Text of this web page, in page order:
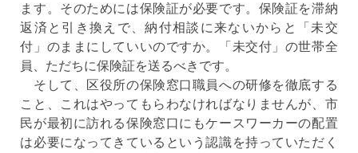
ます。そのためには保険証が必要です。保険証を滞納
返済と引き換えで、納付相談に来ないからと「未交
付」のままにしていいのですか。「未交付」の世帯全
員、ただちに保険証を送るべきです。
そして、区役所の保険窓口職員への研修を徹底する
こと、これはやってもらわなければなりませんが、市
民が最初に訪れる保険窓口にもケースワーカーの配置
は必要になってきているという認識を持っていただく